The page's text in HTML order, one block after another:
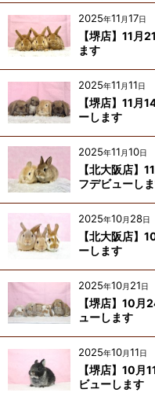
2025年11 月17日
【堺店】11月
ます
2025年11 月11日
【堺店】11月
ーします
2025年11 月10日
【北大阪店】
フデビューし
2025年10月 28日
【北大阪店】
ーします
2025年10月 21日
【堺店】10月
ューします
2025年10月11日
【堺店】10月
ビューします